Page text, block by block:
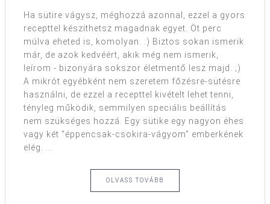
Ha sütire vágysz, méghozzá azonnal, ezzel a gyors
recepttel készíthetsz magadnak egyet. Öt perc
múlva eheted is, komolyan. :) Biztos sokan ismerik
már, de azok kedvéért, akik még nem ismerik,
leírom - bizonyára sokszor életmentő lesz majd. ;)
A mikrót egyébként nem szeretem főzésre-sütésre
használni, de ezzel a recepttel kivételt lehet tenni,
tényleg működik, semmilyen speciális beállítás
nem szükséges hozzá. Egy sütike egy nagyon éhes
vagy két "éppencsak-csokira-vágyom" emberkének
elég. ...
OLVASS TOVÁBB